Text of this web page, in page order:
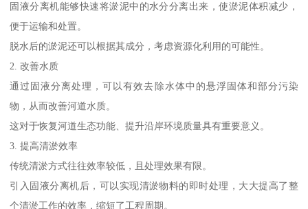
固液分离机能够快速将淤泥中的水分分离出来，使淤泥体积减少，
便于运输和处置。
脱水后的淤泥还可以根据其成分，考虑资源化利用的可能性。
2. 改善水质
通过固液分离处理，可以有效去除水体中的悬浮固体和部分污染
物，从而改善河道水质。
这对于恢复河道生态功能、提升沿岸环境质量具有重要意义。
3. 提高清淤效率
传统清淤方式往往效率较低，且处理效果有限。
引入固液分离机后，可以实现清淤物料的即时处理，大大提高了整
个清淤工作的效率，缩短了工程周期。